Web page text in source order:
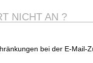
NICHT AN ?
bei der E-Mail-